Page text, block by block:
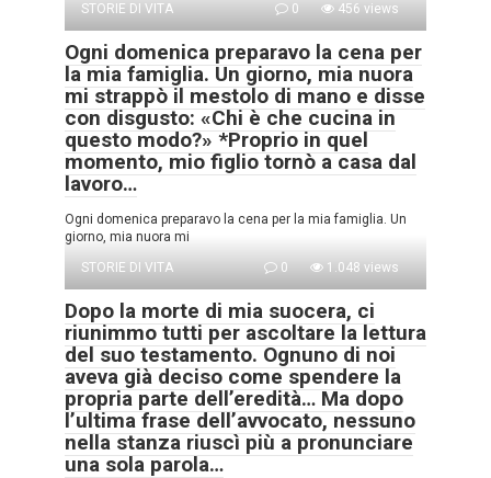
STORIE DI VITA
0 456 views
Ogni domenica preparavo la cena per
la mia famiglia. Un giorno, mia nuora
mi strappò il mestolo di mano e disse
con disgusto: «Chi è che cucina in
questo modo?» *Proprio in quel
momento, mio figlio tornò a casa dal
lavoro…
Ogni domenica preparavo la cena per la mia famiglia. Un
giorno, mia nuora mi
STORIE DI VITA
0 1.048 views
Dopo la morte di mia suocera, ci
riunimmo tutti per ascoltare la lettura
del suo testamento. Ognuno di noi
aveva già deciso come spendere la
propria parte dell’eredità… Ma dopo
l’ultima frase dell’avvocato, nessuno
nella stanza riuscì più a pronunciare
una sola parola…